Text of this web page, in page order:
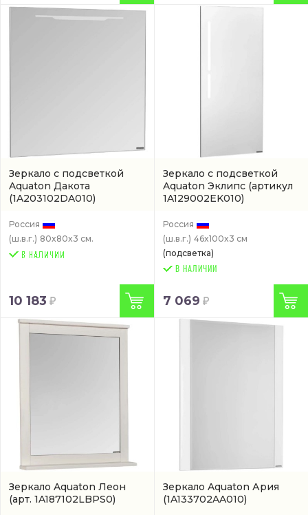
Зеркало с подсветкой
Aquaton Дакота
(1A203102DA010)
Россия
(ш.в.г.) 80x80x3 см.
10 183
Зеркало с подсветкой
Aquaton Эклипс (артикул
1A129002EK010)
Россия
(ш.в.г.) 46x100x3 см
(подсветка)
В НАЛИЧИИ
7 069
Зеркало Aquaton Леон
(арт. 1A187102LBPS0)
Зеркало Aquaton Ария
(1A133702AA010)